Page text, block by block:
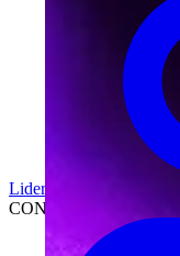
Liderazgo
CONCESIONARIOS